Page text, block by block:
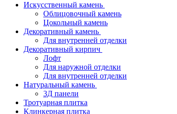
Искусственный камень
Облицовочный камень
Цокольный камень
Декоративный камень
Для внутренней отделки
Декоративный кирпич
Лофт
Для наружной отделки
Для внутренней отделки
Натуральный камень
3Д панели
Тротуарная плитка
Клинкерная плитка